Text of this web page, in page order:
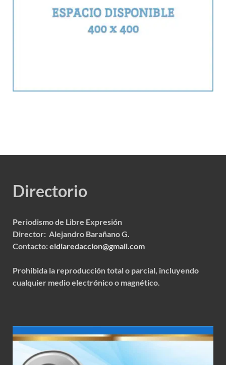
Directorio
Periodismo de Libre Expresión
Director: Alejandro Barañano G.
Contacto:eldiaredaccion@gmail.com
Prohibida la reproducción total o parcial, incluyendo
cualquier medio electrónico o magnético.